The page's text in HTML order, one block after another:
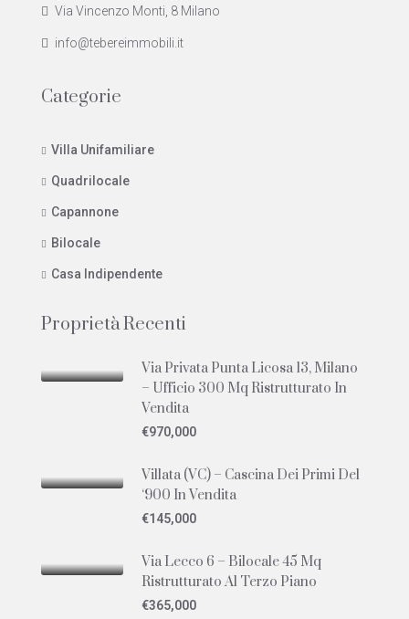
Via Vincenzo Monti, 8 Milano
info@tebereimmobili.it
Categorie
Villa Unifamiliare
Quadrilocale
Capannone
Bilocale
Casa Indipendente
Proprietà Recenti
Via Privata Punta Licosa 13, Milano
– Ufficio 300 Mq Ristrutturato In
Vendita
€970,000
Villata (VC) – Cascina Dei Primi Del
‘900 In Vendita
€145,000
Via Lecco 6 – Bilocale 45 Mq
Ristrutturato Al Terzo Piano
€365,000